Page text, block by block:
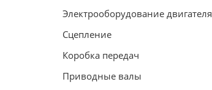
Электрооборудование двигателя
Сцепление
Коробка передач
Приводные валы